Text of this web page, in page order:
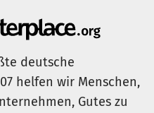
deutsche
helfen wir Menschen,
Gutes zu